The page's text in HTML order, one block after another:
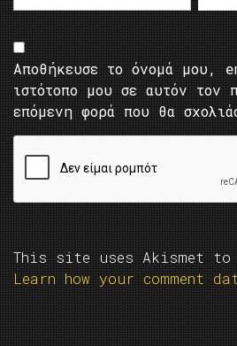
Αποθήκευσε το όνομά μου,
ιστότοπο μου σε αυτόν τον
επόμενη φορά που θα
This site uses Akismet to
Learn how your comment